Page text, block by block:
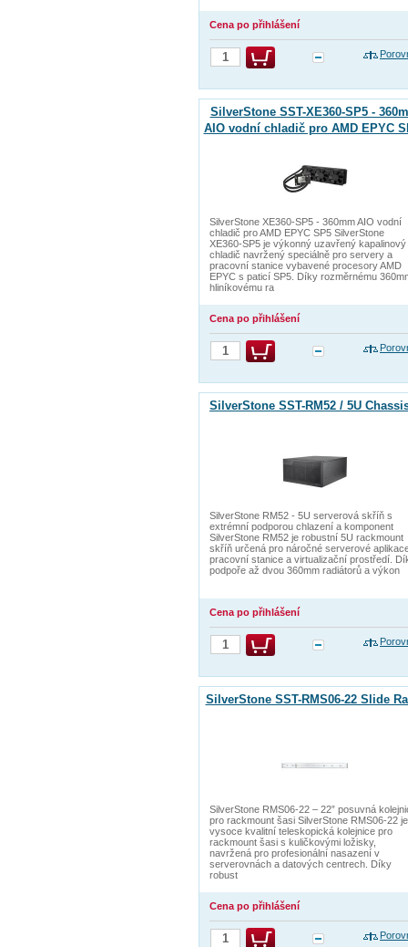
Cena po přihlášení
SilverStone SST-XE360-SP5 -
AIO vodní chladič pro AMD EPYC
SilverStone XE360-SP5 - 360mm AIO vodní
chladič pro AMD EPYC SP5 SilverStone
XE360-SP5 je výkonný uzavřený kapalinový
chladič navržený speciálně pro servery a
pracovní stanice vybavené procesory AMD
EPYC s paticí SP5. Díky rozměrnému
hliníkovému ra
Cena po přihlášení
SilverStone SST-RM52 / 5U
SilverStone RM52 - 5U serverová skříň s
extrémní podporou chlazení a komponent
SilverStone RM52 je robustní 5U rackmount
skříň určená pro náročné serverové
pracovní stanice a virtualizační prostředí.
podpoře až dvou 360mm radiátorů a výkon
Cena po přihlášení
SilverStone SST-RMS06-22 Slide
SilverStone RMS06-22 – 22” posuvná
pro rackmount šasi SilverStone RMS06-22 je
vysoce kvalitní teleskopická kolejnice pro
rackmount šasi s kuličkovými ložisky,
navržená pro profesionální nasazení v
serverovnách a datových centrech. Díky
robust
Cena po přihlášení